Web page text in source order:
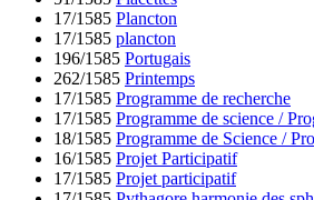
17/1585 Plancton
17/1585 plancton
196/1585 Portugais
262/1585 Printemps
17/1585 Programme de recherche
17/1585 Programme de science /
18/1585 Programme de Science /
16/1585 Projet Participatif
17/1585 Projet participatif